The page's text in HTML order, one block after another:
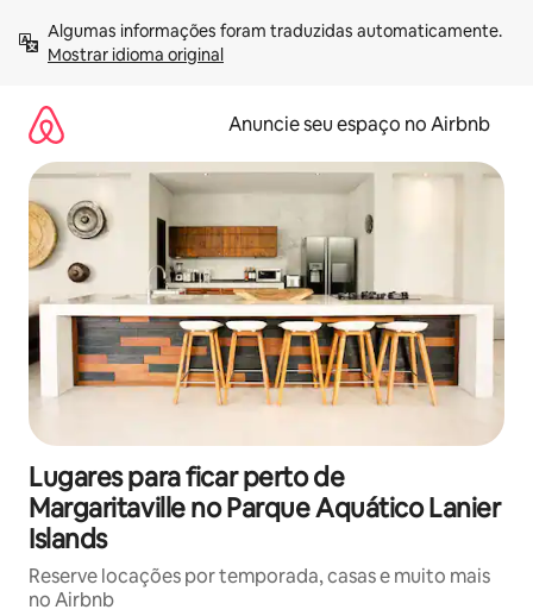
para
Mostrar idioma original
Anuncie seu espaço no Airbnb
Lugares para ficar perto de
Margaritaville no Parque Aquático Lanier
Islands
Reserve locações por temporada, casas e muito mais
no Airbnb